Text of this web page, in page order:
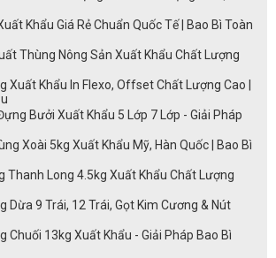
Khẩu Giá Rẻ Chuẩn Quốc Tế | Bao Bì Toàn
Thùng Nông Sản Xuất Khẩu Chất Lượng
Xuất Khẩu In Flexo, Offset Chất Lượng Cao |
Bưởi Xuất Khẩu 5 Lớp 7 Lớp - Giải Pháp
Xoài 5kg Xuất Khẩu Mỹ, Hàn Quốc | Bao Bì
Thanh Long 4.5kg Xuất Khẩu Chất Lượng
Dừa 9 Trái, 12 Trái, Gọt Kim Cương & Nút
Chuối 13kg Xuất Khẩu - Giải Pháp Bao Bì